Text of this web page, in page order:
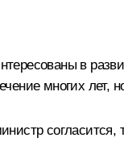
в
многих лет,